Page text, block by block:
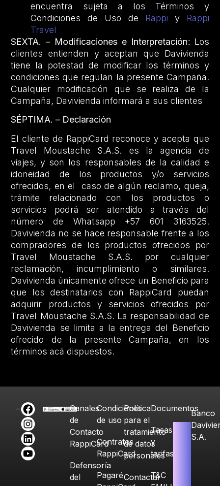
encuentra sujeta a los Términos y
Condiciones de Uso de Rappi y Rappi
Travel
SEXTA. – Modificaciones e Interpretación: Los
clientes entienden y aceptan que Davivienda
tiene la potestad de modificar los términos y
condiciones que regulan la presente Campaña.
Cualquier modificación que se realiza de la
Campaña, Davivienda informará a sus clientes
SÉPTIMA. – Declaración
El cliente de RappiCard reconoce y acepta que
Travel Moustache S.A.S. es la agencia de
viajes, y son los responsables de la calidad e
idoneidad de los productos y/o servicios
ofrecidos, en el caso de algún reclamo, queja,
trámite relacionado con los productos o
servicios podrá ser atendido a través del
número de Whatsapp +57 601 3163525.
Davivienda no se hace responsable frente a los
compradores de los productos ofrecidos por
Travel Moustache S.A.S. por cualquier
reclamación, incumplimiento o similares.
Davivienda únicamente ofrece un Beneficio para
que los destinatarios con RappiCard puedan
adquirir productos y servicios ofrecidos por
Travel Moustache S.A.S. La responsabilidad de
Davivienda se limita a la entrega del Beneficio
ofrecido de la presente Campaña, en los
términos acá dispuestos.
Canales
de
Contacto
RappiCard
Defensoría
del
Condiciones
de uso
Contratos
RappiCard
Pagaré
Política
para el
tratamiento
de datos
personales
Contactar
Documentos
Tasas
y
tarifas
T&C
Banco
S.A.